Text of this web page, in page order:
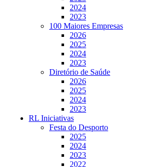
2024
2023
100 Maiores Empresas
2026
2025
2024
2023
Diretório de Saúde
2026
2025
2024
2023
RL Iniciativas
Festa do Desporto
2025
2024
2023
2022